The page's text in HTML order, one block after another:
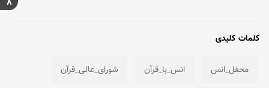
کلمات کلیدی
محفل_انس انس_با_قرآن شورای_عالی_قرآن